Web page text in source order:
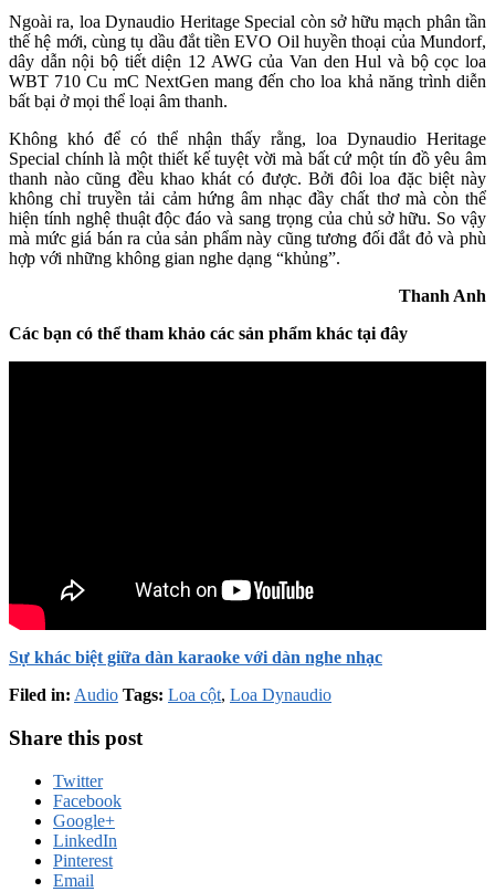
Ngoài ra, loa Dynaudio Heritage Special còn sở hữu mạch phân tần
thế hệ mới, cùng tụ dầu đắt tiền EVO Oil huyền thoại của Mundorf,
dây dẫn nội bộ tiết diện 12 AWG của Van den Hul và bộ cọc loa
WBT 710 Cu mC NextGen mang đến cho loa khả năng trình diễn
bất bại ở mọi thể loại âm thanh.
Không khó để có thể nhận thấy rằng, loa Dynaudio Heritage
Special chính là một thiết kế tuyệt vời mà bất cứ một tín đồ yêu âm
thanh nào cũng đều khao khát có được. Bởi đôi loa đặc biệt này
không chỉ truyền tải cảm hứng âm nhạc đầy chất thơ mà còn thể
hiện tính nghệ thuật độc đáo và sang trọng của chủ sở hữu. So vậy
mà mức giá bán ra của sản phẩm này cũng tương đối đắt đỏ và phù
hợp với những không gian nghe dạng “khủng”.
Thanh Anh
Các bạn có thể tham khảo các sản phẩm khác tại đây
Sự khác biệt giữa dàn karaoke với dàn nghe nhạc
Filed in: Audio Tags: Loa cột, Loa Dynaudio
Share this post
Twitter
Facebook
Google+
LinkedIn
Pinterest
Email